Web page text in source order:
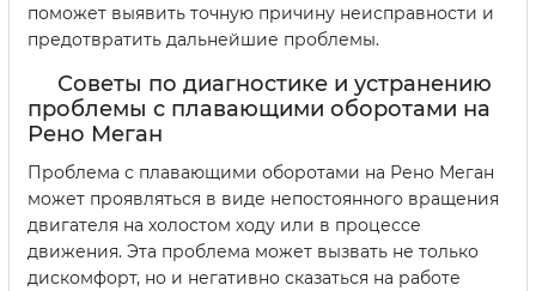
поможет выявить точную причину неисправности и
предотвратить дальнейшие проблемы.
Советы по диагностике и устранению
проблемы с плавающими оборотами на
Рено Меган
Проблема с плавающими оборотами на Рено Меган
может проявляться в виде непостоянного вращения
двигателя на холостом ходу или в процессе
движения. Эта проблема может вызвать не только
дискомфорт, но и негативно сказаться на работе